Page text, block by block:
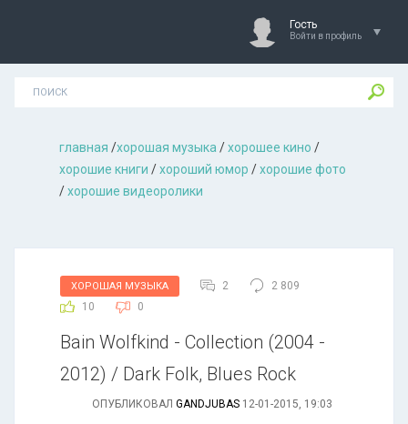
Гость
Войти в профиль
главная /хорошая музыкa /хорошее кино /
хорошие книги /хороший юмор /хорошие фото
/хорошие видеоролики
ХОРОШАЯ МУЗЫКА 2
2 809
10
0
Bain Wolfkind - Collection (2004 -
2012) / Dark Folk, Blues Rock
ОПУБЛИКОВАЛ GANDJUBAS 12-01-2015, 19:03